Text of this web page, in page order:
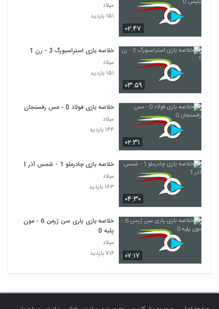
۰۲:۴۷
میلاد
۱۵۱ بازدید
۰۳:۵۹
خلاصه بازی استراسبورگ 3 - رن 1
میلاد
۱۵۱ بازدید
۰۲:۳۱
خلاصه بازی فولاد 0 - مس رفسنجان 0
میلاد
۱۴۴ بازدید
۰۴:۳۰
خلاصه بازی چادرملو 1 - شمس آذر 1
میلاد
۱۸۳ بازدید
۰۷:۱۷
خلاصه بازی پاری سن ژرمن 6 - مون
پلیه 0
میلاد
۷۱۶ بازدید